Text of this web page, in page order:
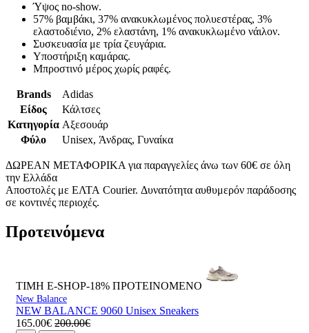
Ύψος no-show.
57% βαμβάκι, 37% ανακυκλωμένος πολυεστέρας, 3%
ελαστοδιένιο, 2% ελαστάνη, 1% ανακυκλωμένο νάιλον.
Συσκευασία με τρία ζευγάρια.
Υποστήριξη καμάρας.
Μπροστινό μέρος χωρίς ραφές.
Brands
Adidas
Είδος
Κάλτσες
Κατηγορία Αξεσουάρ
Φύλο
Unisex, Άνδρας, Γυναίκα
ΔΩΡΕΑΝ ΜΕΤΑΦΟΡΙΚΑ για παραγγελίες άνω των 60€ σε όλη
την Ελλάδα
Αποστολές με ΕΛΤΑ Courier. Δυνατότητα αυθυμερόν παράδοσης
σε κοντινές περιοχές.
Προτεινόμενα
ΤΙΜΗ E-SHOP-18% ΠΡΟΤΕΙΝΟΜΕΝΟ
New Balance
NEW BALANCE 9060 Unisex Sneakers
165.00€ 200.00€